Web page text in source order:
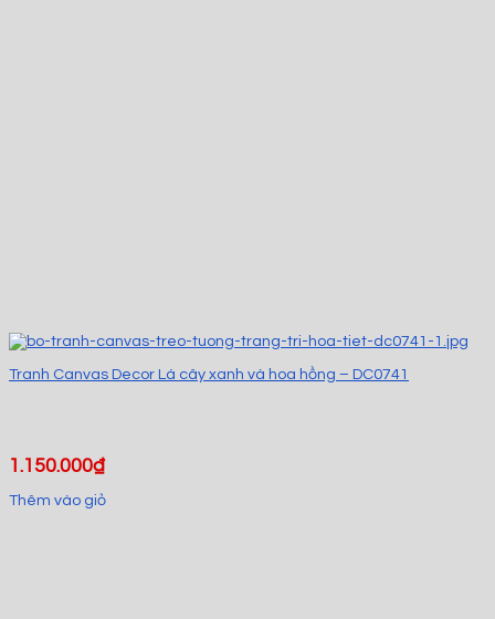
Tranh Canvas Decor Lá cây xanh và hoa hồng – DC0741
1.150.000₫
Thêm vào giỏ